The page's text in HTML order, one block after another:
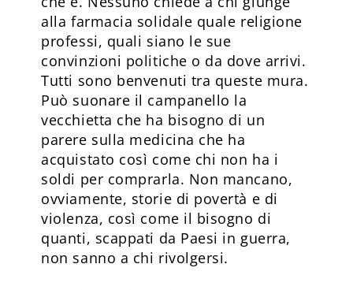
alla farmacia solidale quale religione
professi, quali siano le sue
convinzioni politiche o da dove arrivi.
Tutti sono benvenuti tra queste mura.
Può suonare il campanello la
vecchietta che ha bisogno di un
parere sulla medicina che ha
acquistato così come chi non ha i
soldi per comprarla. Non mancano,
ovviamente, storie di povertà e di
violenza, così come il bisogno di
quanti, scappati da Paesi in guerra,
non sanno a chi rivolgersi.